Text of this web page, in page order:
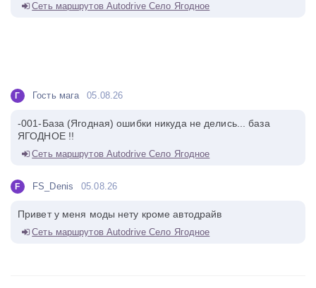
Сеть маршрутов Autodrive Село Ягодное
Г Гость мага 05.08.26
-001-База (Ягодная) ошибки никуда не делись... база
ЯГОДНОЕ !!
Сеть маршрутов Autodrive Село Ягодное
F FS_Denis 05.08.26
Привет у меня моды нету кроме автодрайв
Сеть маршрутов Autodrive Село Ягодное